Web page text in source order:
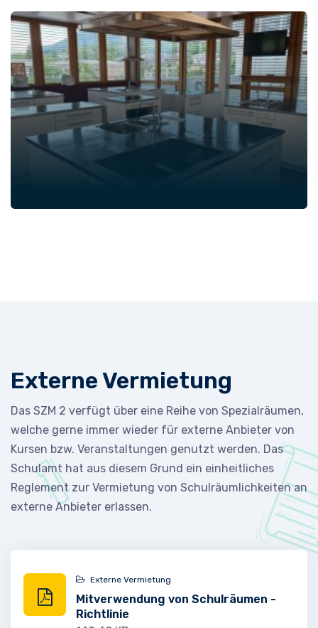
Externe Vermietung
Das SZM 2 verfügt über eine Reihe von Spezialräumen,
welche gerne immer wieder für externe Anbieter von
Kursen bzw. Veranstaltungen genutzt werden. Das
Schulamt hat aus diesem Grund ein einheitliches
Reglement zur Vermietung von Schulräumlichkeiten an
externe Anbieter erlassen.
Externe Vermietung
Mitverwendung von Schulräumen -
Richtlinie